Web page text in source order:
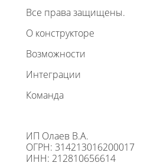
Все права защищены.
О конструкторе
Возможности
Интеграции
Команда
ИП Олаев В.А.
ОГРН: 314213016200017
ИНН: 212810656614